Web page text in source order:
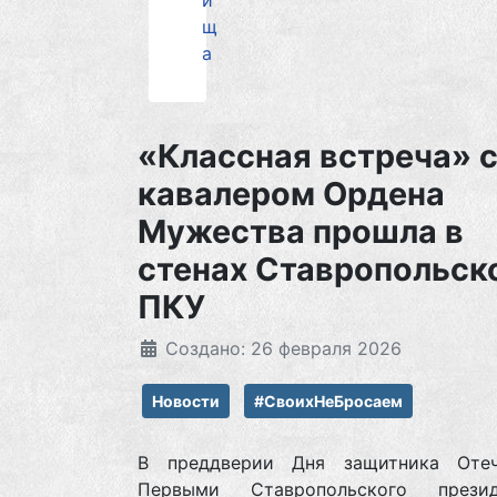
щ
а
«Классная встреча» с
кавалером Ордена
Мужества прошла в
стенах
ПКУ
Создано: 26 февраля 2026
Новости #СвоихНеБросаем
В преддверии Дня защитника
Первыми Ставропольского